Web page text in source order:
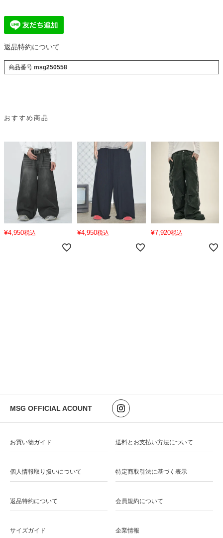
返品特約について
商品番号 msg250558
おすすめ商品
¥4,950税込 ¥4,950税込 ¥7,920税込
MSG OFFICIAL ACOUNT
お買い物ガイド 送料とお支払い方法について
個人情報取り扱いについて 特定商取引法に基づく表示
返品特約について 会員規約について
サイズガイド 企業情報